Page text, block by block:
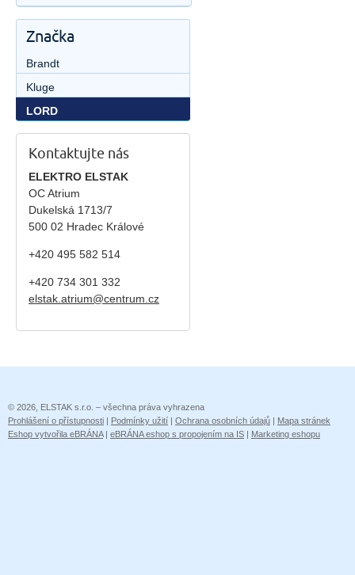
Značka
Brandt
Kluge
LORD
Kontaktujte nás
ELEKTRO ELSTAK
OC Atrium
Dukelská 1713/7
500 02 Hradec Králové
+420 495 582 514
+420 734 301 332
elstak.atrium@centrum.cz
© 2026, ELSTAK s.r.o. – všechna práva vyhrazena
Prohlášení o přístupnosti | Podmínky užití | Ochrana osobních údajů | Mapa stránek
Eshop vytvořila eBRÁNA| eBRÁNA eshop s propojením na IS | Marketing eshopu